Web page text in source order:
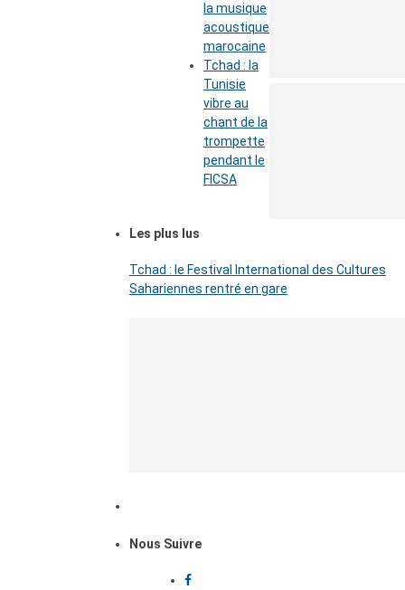
la musique
acoustique
marocaine
Tchad : la
Tunisie
vibre au
chant de la
trompette
pendant le
FICSA
Les plus lus
Tchad : le Festival International des Cultures
Sahariennes rentré en gare
Nous Suivre